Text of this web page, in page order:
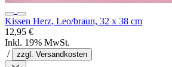
Kissen Herz, Leo/braun, 32 x 38 cm
12,95 €
Inkl. 19% MwSt.
/
zzgl. Versandkosten